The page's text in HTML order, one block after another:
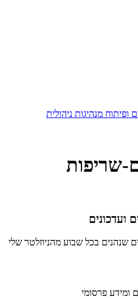
מנהיגות ניהולית
שריפות
ועדכונים
שנהנים בכל שבוע מהניוזלטר שלי
ומידע פרסומי